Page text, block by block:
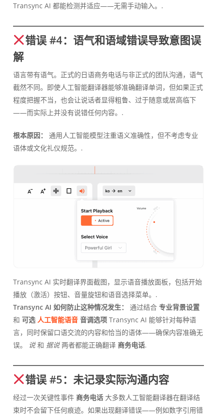
Transync AI 都能检测并适应——无需手动输入。.
错误 #4：语气和语域错误导致意图误
解
语言带有语气。正式的日语商务电话与非正式的团队沟通，语气
截然不同。即使人工智能翻译器能够准确翻译单词，但如果正式
程度把握不当，也会让说话者显得粗鲁、过于随意或居高临下
——而实际上并没有说错任何内容。.
根本原因：
通用人工智能模型注重语义准确性，但不考虑专业
语体或文化礼仪规范。.
Transync AI 实时翻译界面截图，显示语音播放面板，包括开始
播放（激活）按钮、音量旋钮和语音选择菜单。.
Transync AI 如何防止这种情况发生：
通过结合 专业背景设置
和 可选 人工智能语音 音调选项Transync AI 能够针对每种语
言，同时保留口语交流的内容和恰当的语体——确保内容准确无
误。
说和 据说两者都能正确翻译 商务电话.
错误 #5：未记录实际沟通内容
经过一次关键性事件 商务电话大多数人工智能翻译器在翻译结
束时不会留下任何痕迹。如果出现翻译错误——例如数字引用错